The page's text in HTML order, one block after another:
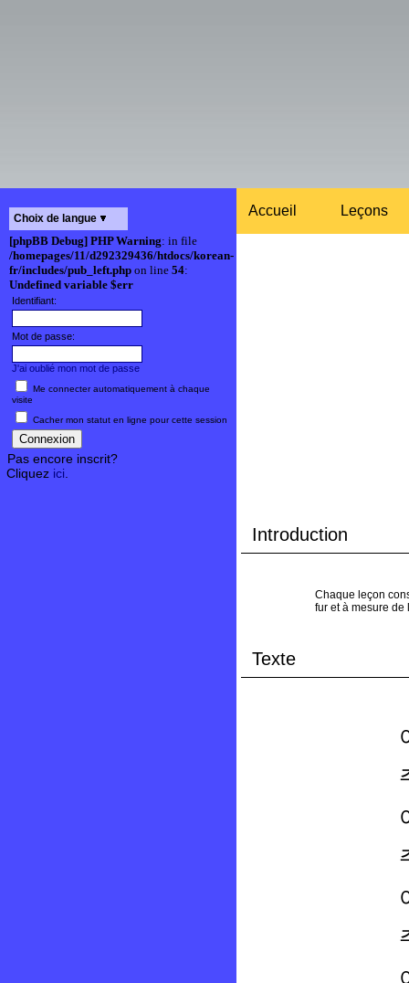
Choix de langue
[phpBB Debug] PHP Warning: in file
/homepages/11/d292329436/htdocs/korean-
fr/includes/pub_left.php on line 54:
Undefined variable $err
Identifiant:
Mot de passe:
J'ai oublié mon mot de passe
Me connecter automatiquement à chaque
visite
Cacher mon statut en ligne pour cette session
Pas encore inscrit?
Cliquez ici
Accueil Leçons
Introduction
Chaque leçon
fur et à mesure
Texte